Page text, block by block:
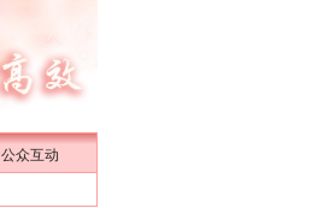
公众互动